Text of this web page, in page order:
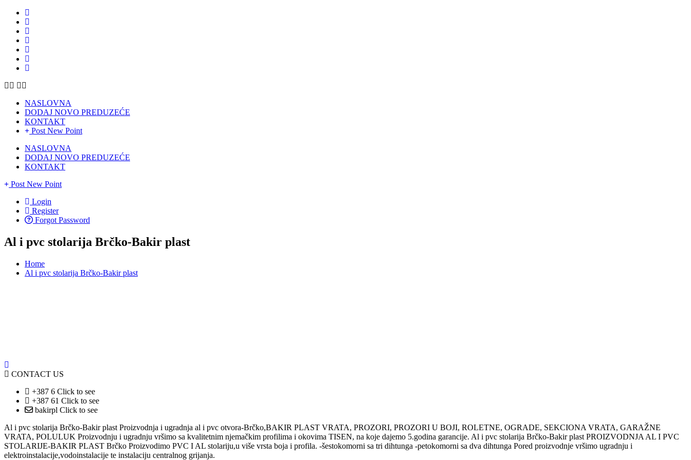
NASLOVNA
DODAJ NOVO PREDUZEĆE
KONTAKT
Post New Point
NASLOVNA
DODAJ NOVO PREDUZEĆE
KONTAKT
Post New Point
Login
Register
Forgot Password
Al i pvc stolarija Brčko-Bakir plast
Home
Al i pvc stolarija Brčko-Bakir plast
CONTACT US
+387 6 Click to see
+387 61 Click to see
bakirpl Click to see
Al i pvc stolarija Brčko-Bakir plast Proizvodnja i ugradnja al i pvc otvora-Brčko,BAKIR PLAST VRATA, PROZORI, PROZORI U BOJI, ROLETNE, OGRADE, SEKCIONA VRATA, GARAŽNE
VRATA, POLULUK Proizvodnju i ugradnju vršimo sa kvalitetnim njemačkim profilima i okovima TISEN, na koje dajemo 5.godina garancije. Al i pvc stolarija Brčko-Bakir plast PROIZVODNJA AL I PVC
STOLARIJE-BAKIR PLAST Brčko Proizvodimo PVC I AL stolariju,u više vrsta boja i profila. -šestokomorni sa tri dihtunga -petokomorni sa dva dihtunga Pored proizvodnje vršimo ugradnju i
elektroinstalacije,vodoinstalacije te instalaciju centralnog grijanja.